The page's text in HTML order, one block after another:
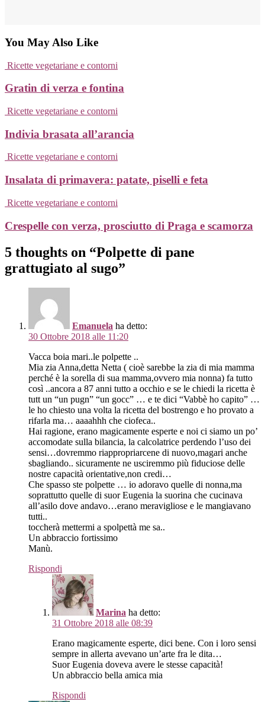
You May Also Like
Ricette vegetariane e contorni
Gratin di verza e fontina
Ricette vegetariane e contorni
Indivia brasata all’arancia
Ricette vegetariane e contorni
Insalata di primavera: patate, piselli e feta
Ricette vegetariane e contorni
Crespelle con verza, prosciutto di Praga e scamorza
5 thoughts on “Polpette di pane
grattugiato al sugo”
Emanuela ha detto:
30 Ottobre 2018 alle 11:20
Vacca boia mari..le polpette ..
Mia zia Anna,detta Netta ( cioè sarebbe la zia di mia mamma
perché è la sorella di sua mamma,ovvero mia nonna) fa tutto
così ..ancora a 87 anni tutto a occhio e se le chiedi la ricetta è
tutt un “un pugn” “un gocc” … e te dici “Vabbè ho capito” …
le ho chiesto una volta la ricetta del bostrengo e ho provato a
rifarla ma… aaaahhh che ciofeca..
Hai ragione, erano magicamente esperte e noi ci siamo un po’
accomodate sulla bilancia, la calcolatrice perdendo l’uso dei
sensi…dovremmo riappropriarcene di nuovo,magari anche
sbagliando.. sicuramente ne usciremmo più fiduciose delle
nostre capacità orientative,non credi…
Che spasso ste polpette … io adoravo quelle di nonna,ma
soprattutto quelle di suor Eugenia la suorina che cucinava
all’asilo dove andavo…erano meravigliose e le mangiavano
tutti..
toccherà mettermi a spolpettà me sa..
Un abbraccio fortissimo
Manù.
Rispondi
Marina ha detto:
31 Ottobre 2018 alle 08:39
Erano magicamente esperte, dici bene. Con i loro sensi
sempre in allerta avevano un’arte fra le dita…
Suor Eugenia doveva avere le stesse capacità!
Un abbraccio bella amica mia
Rispondi